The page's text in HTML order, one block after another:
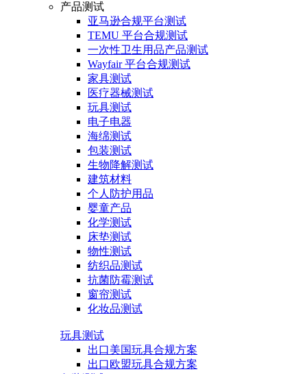
产品测试
亚马逊合规平台测试
TEMU 平台合规测试
一次性卫生用品产品测试
Wayfair 平台合规测试
家具测试
医疗器械测试
玩具测试
电子电器
海绵测试
包装测试
生物降解测试
建筑材料
个人防护用品
婴童产品
化学测试
床垫测试
物性测试
纺织品测试
抗菌防霉测试
窗帘测试
化妆品测试
玩具测试
出口美国玩具合规方案
出口欧盟玩具合规方案